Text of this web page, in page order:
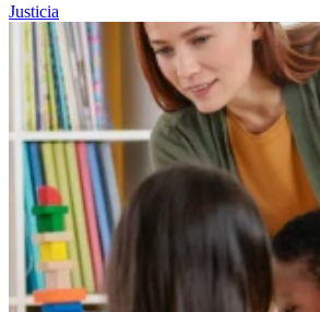
Justicia